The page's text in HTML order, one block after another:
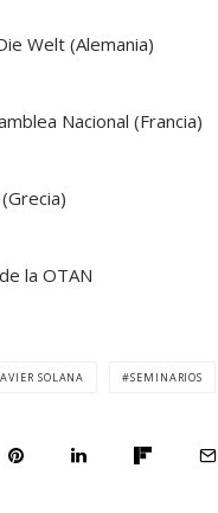
Welt (Alemania)
Nacional (Francia)
la OTAN
SOLANA SEMINARIOS